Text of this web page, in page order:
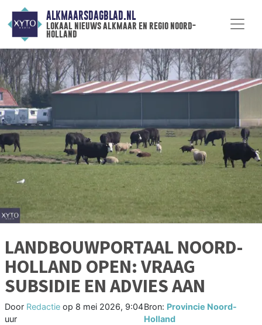
ALKMAARSDAGBLAD.NL
lokaal nieuws alkmaar en regio noord-
holland
LANDBOUWPORTAAL NOORD-
HOLLAND OPEN: VRAAG
SUBSIDIE EN ADVIES AAN
Door Redactie op 8 mei 2026, 9:04
uur
Bron: Provincie Noord-
Holland